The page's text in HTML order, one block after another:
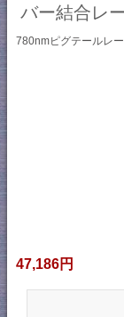
バー結合レ
780nmピグテールレ
47,186円